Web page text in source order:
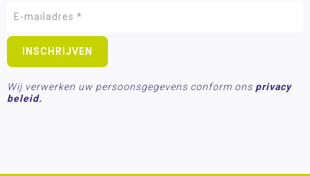
Wij verwerken uw persoonsgegevens conform ons privacy
beleid.